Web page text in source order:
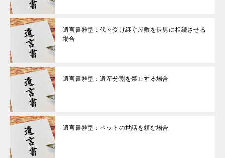
遺言書雛型：代々受け継ぐ屋敷を長男に相続させる
場合
遺言書雛型：遺産分割を禁止する場合
遺言書雛型：ペットの世話を頼む場合